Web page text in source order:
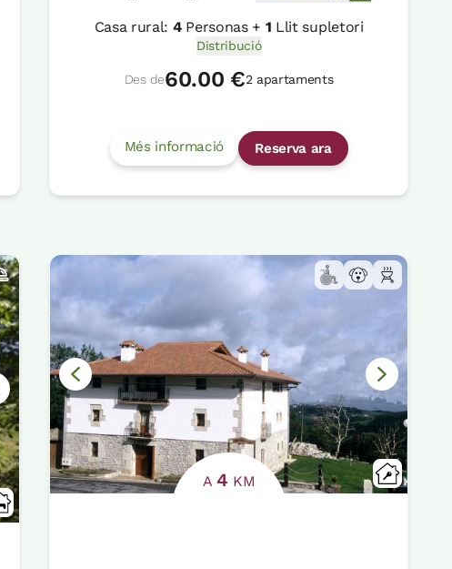
Casa rural: 4Personas + 1 Llit supletori
Distribució
Des de60.00 €2 apartaments
Més informació Reserva ara
A4 KM